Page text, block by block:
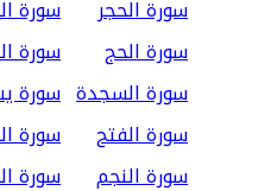
سورة الحجر
سورة
سورة الحج
سورة
سورة السجدة سورة
سورة الفتح
سورة
سورة النجم
سورة